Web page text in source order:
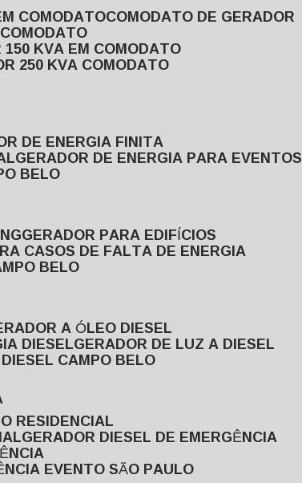
COMODATO COMODATO DE GERADOR
150 KVA EM COMODATO
250 KVA COMODATO
DE ENERGIA FINITA
GERADOR DE ENERGIA PARA EVENTOS
BELO
GERADOR PARA EDIFÍCIOS
CASOS DE FALTA DE ENERGIA
BELO
A ÓLEO DIESEL
DIESEL GERADOR DE LUZ A DIESEL
DIESEL CAMPO BELO
RESIDENCIAL
GERADOR DIESEL DE EMERGÊNCIA
EVENTO SÃO PAULO